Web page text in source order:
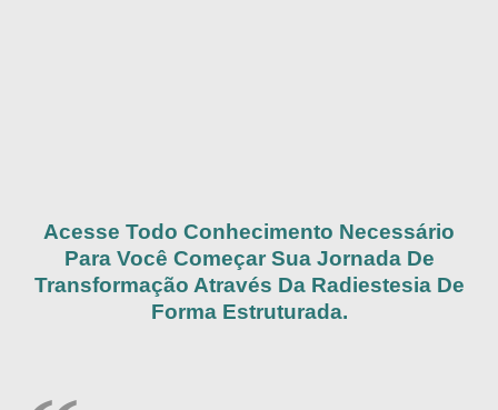
Acesse Todo Conhecimento Necessário
Para Você Começar Sua Jornada De
Transformação Através Da Radiestesia De
Forma Estruturada.